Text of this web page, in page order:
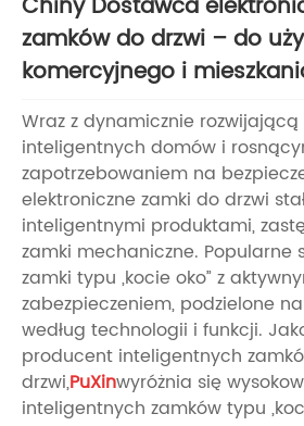
Chiny Dostawca
zamków do drzwi – do
komercyjnego i
Wraz z dynamicznie
inteligentnych domów i
zapotrzebowaniem na
elektroniczne zamki do drzwi
inteligentnymi produktami,
zamki mechaniczne. Popularne
zamki typu „kocie oko” z
zabezpieczeniem, podzielone
według technologii i funkcji.
producent inteligentnych
drzwi,PuXinwyróżnia się
inteligentnych zamków typu